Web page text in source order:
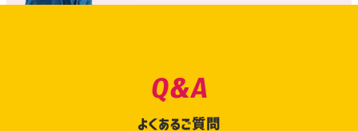
Q&A
よくあるご質問